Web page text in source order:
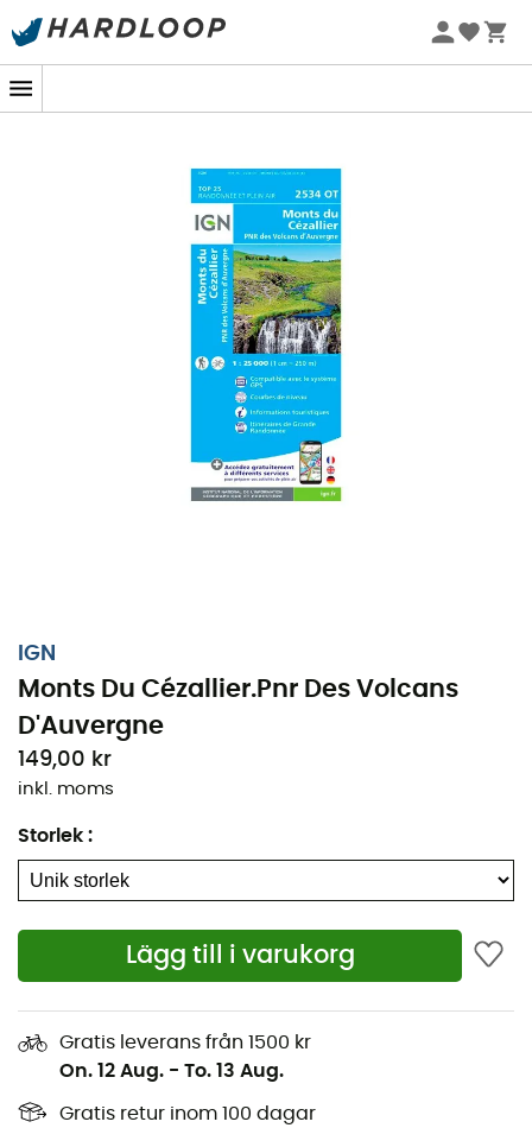
Sommarerbjudanden 🔥 -5 % EXTRA vid köp av 2 produkter*
IGN
Monts Du Cézallier.Pnr Des Volcans
D'Auvergne
149,00 kr
inkl. moms
Storlek :
Lägg till i varukorg
Gratis leverans från 1500 kr
On. 12 Aug. - To. 13 Aug.
Gratis retur inom 100 dagar
lång expedition, kommer den topografiska kartan IGN
Monts Du Cézallier.Pnr Des Volcans D'Auvergne att vara
karta (skala 1:25 000) alla nödvändiga detaljer för att
navigera på stigarna och vägarna i Monts Du
Cézallier.Pnr Des Volcans D'Auvergne och upptäcka